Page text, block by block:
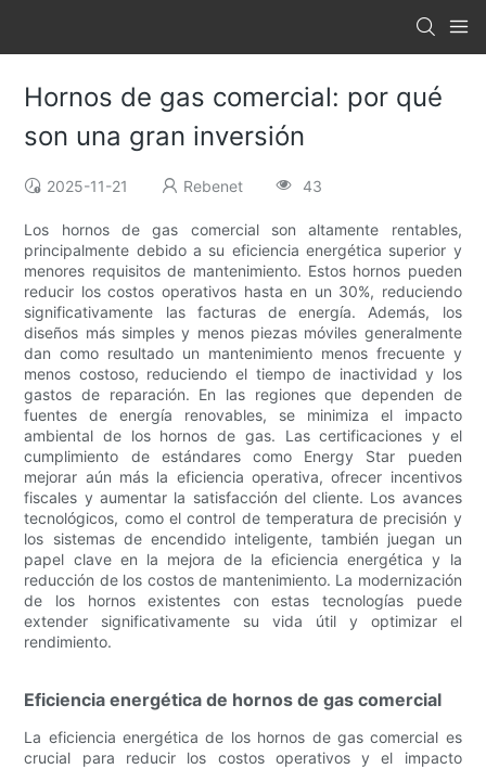
Hornos de gas comercial: por qué
son una gran inversión
2025-11-21 Rebenet 43
Los hornos de gas comercial son altamente rentables,
principalmente debido a su eficiencia energética superior y
menores requisitos de mantenimiento. Estos hornos pueden
reducir los costos operativos hasta en un 30%, reduciendo
significativamente las facturas de energía. Además, los
diseños más simples y menos piezas móviles generalmente
dan como resultado un mantenimiento menos frecuente y
menos costoso, reduciendo el tiempo de inactividad y los
gastos de reparación. En las regiones que dependen de
fuentes de energía renovables, se minimiza el impacto
ambiental de los hornos de gas. Las certificaciones y el
cumplimiento de estándares como Energy Star pueden
mejorar aún más la eficiencia operativa, ofrecer incentivos
fiscales y aumentar la satisfacción del cliente. Los avances
tecnológicos, como el control de temperatura de precisión y
los sistemas de encendido inteligente, también juegan un
papel clave en la mejora de la eficiencia energética y la
reducción de los costos de mantenimiento. La modernización
de los hornos existentes con estas tecnologías puede
extender significativamente su vida útil y optimizar el
rendimiento.
Eficiencia energética de hornos de gas comercial
La eficiencia energética de los hornos de gas comercial es
crucial para reducir los costos operativos y el impacto